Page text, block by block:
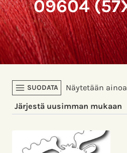
09604
SUODATA Näytetään